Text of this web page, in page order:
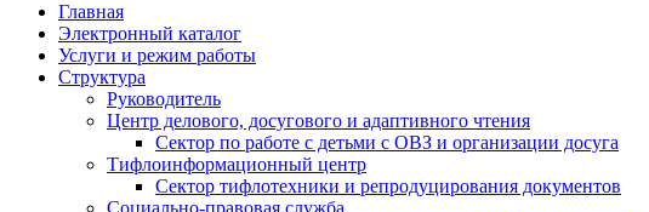
Главная
Электронный каталог
Услуги и режим работы
Структура
Руководитель
Центр делового, досугового и адаптивного чтения
Сектор по работе с детьми с ОВЗ и организации досуга
Тифлоинформационный центр
Сектор тифлотехники и репродуцирования документов
Социально-правовая служба